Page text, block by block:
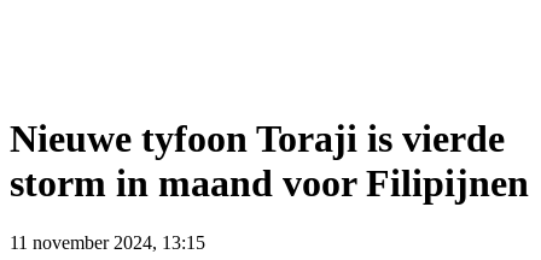
Nieuwe tyfoon Toraji is vierde
storm in maand voor Filipijnen
11 november 2024, 13:15